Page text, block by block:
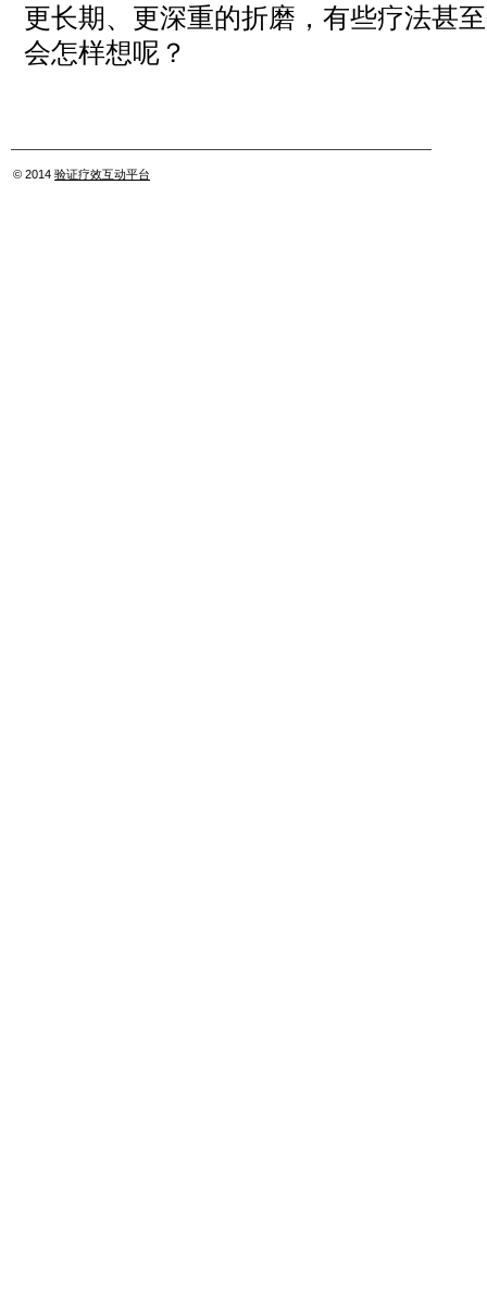
更长期、更深重的折磨，有些疗法甚
会怎样想呢？
© 2014 验证疗效互动平台